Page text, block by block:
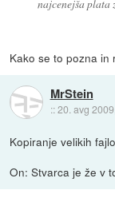
najcenejša plata
Kako se to pozna in
MrStein
::20. avg
Kopiranje velikih
On: Stvarca je že v